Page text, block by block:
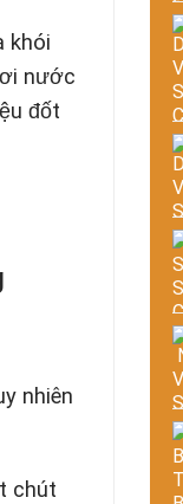
khói
nước
đốt
nhiên
chút